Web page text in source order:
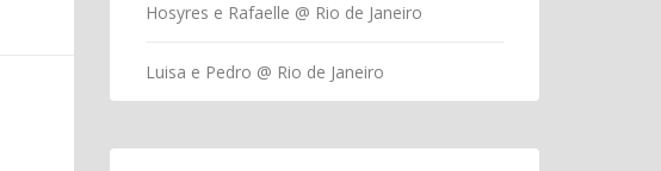
Hosyres e Rafaelle @ Rio de Janeiro
Luisa e Pedro @ Rio de Janeiro